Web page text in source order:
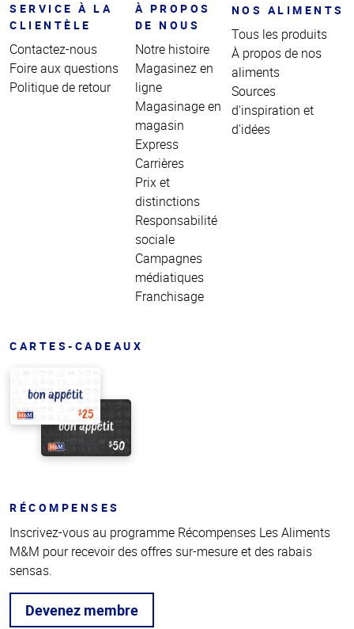
SERVICE À LA
CLIENTÈLE
Contactez-nous
Foire aux questions
Politique de retour
À PROPOS
DE NOUS
Notre histoire
Magasinez en
ligne
Magasinage en
magasin
Express
Carrières
Prix et
distinctions
Responsabilité
sociale
Campagnes
médiatiques
Franchisage
NOS ALIMENTS
Tous les produits
À propos de nos
aliments
Sources
d'inspiration et
d'idées
CARTES-CADEAUX
RÉCOMPENSES
Inscrivez-vous au programme Récompenses Les Aliments
M&M pour recevoir des offres sur-mesure et des rabais
sensas.
Devenez membre